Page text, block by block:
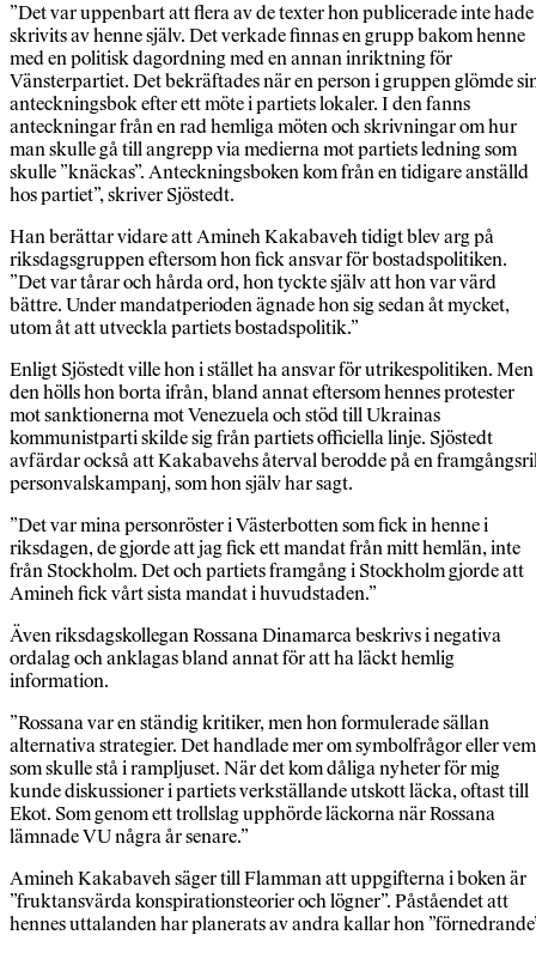
”Det var uppenbart att flera av de texter hon publicerade inte hade
skrivits av henne själv. Det verkade finnas en grupp bakom henne
med en politisk dagordning med en annan inriktning för
Vänsterpartiet. Det bekräftades när en person i gruppen glömde
anteckningsbok efter ett möte i partiets lokaler. I den fanns
anteckningar från en rad hemliga möten och skrivningar om hur
man skulle gå till angrepp via medierna mot partiets ledning som
skulle ”knäckas”. Anteckningsboken kom från en tidigare anställd
hos partiet”, skriver Sjöstedt.
Han berättar vidare att Amineh Kakabaveh tidigt blev arg på
riksdagsgruppen eftersom hon fick ansvar för bostadspolitiken.
”Det var tårar och hårda ord, hon tyckte själv att hon var värd
bättre. Under mandatperioden ägnade hon sig sedan åt mycket,
utom åt att utveckla partiets bostadspolitik.”
Enligt Sjöstedt ville hon i stället ha ansvar för utrikespolitiken. Men
den hölls hon borta ifrån, bland annat eftersom hennes protester
mot sanktionerna mot Venezuela och stöd till Ukrainas
kommunistparti skilde sig från partiets officiella linje. Sjöstedt
avfärdar också att Kakabavehs återval berodde på en
personvalskampanj, som hon själv har sagt.
”Det var mina personröster i Västerbotten som fick in henne i
riksdagen, de gjorde att jag fick ett mandat från mitt hemlän, inte
från Stockholm. Det och partiets framgång i Stockholm gjorde att
Amineh fick vårt sista mandat i huvudstaden.”
Även riksdagskollegan Rossana Dinamarca beskrivs i negativa
ordalag och anklagas bland annat för att ha läckt hemlig
information.
”Rossana var en ständig kritiker, men hon formulerade sällan
alternativa strategier. Det handlade mer om symbolfrågor eller vem
som skulle stå i rampljuset. När det kom dåliga nyheter för mig
kunde diskussioner i partiets verkställande utskott läcka, oftast till
Ekot. Som genom ett trollslag upphörde läckorna när Rossana
lämnade VU några år senare.”
Amineh Kakabaveh säger till Flamman att uppgifterna i boken är
”fruktansvärda konspirationsteorier och lögner”. Påståendet att
hennes uttalanden har planerats av andra kallar hon